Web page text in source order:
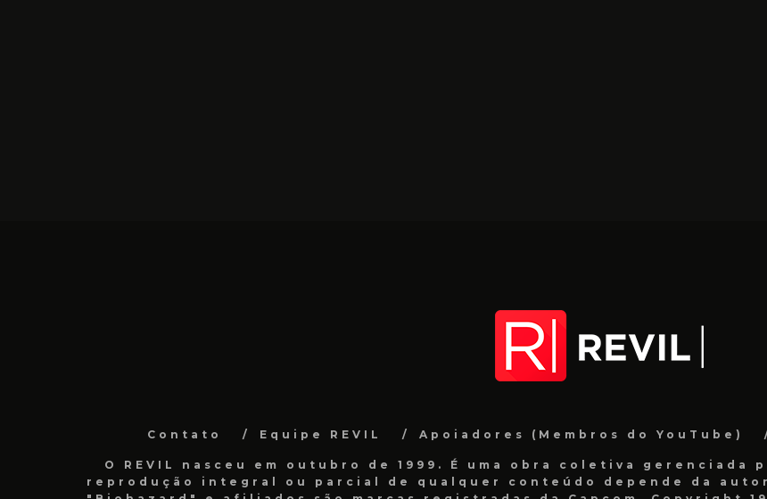
Contato Equipe REVIL Apoiadores (Membros do YouTube)
O REVIL nasceu em outubro de 1999. É uma obra coletiva
reprodução integral ou parcial de qualquer conteúdo depende da